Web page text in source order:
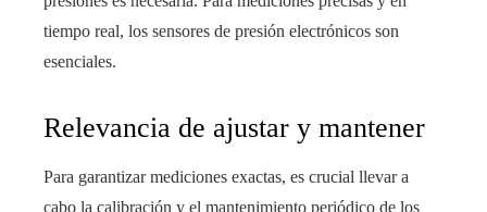
tiempo real, los sensores de presión electrónicos son
esenciales.
Relevancia de ajustar y mantener
Para garantizar mediciones exactas, es crucial llevar a
cabo la calibración y el mantenimiento periódico de los